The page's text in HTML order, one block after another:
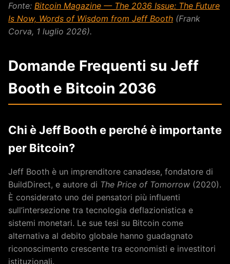
Fonte: Bitcoin Magazine — The 2036 Issue: The Future
Is Now, Words of Wisdom from Jeff Booth (Frank
Corva, 1 luglio 2026).
Domande Frequenti su Jeff
Booth e Bitcoin 2036
Chi è Jeff Booth e perché è importante
per Bitcoin?
Jeff Booth è un imprenditore canadese, fondatore di
BuildDirect, e autore di The Price of Tomorrow (2020).
È considerato uno dei pensatori più influenti
sull’intersezione tra tecnologia deflazionistica e
sistemi monetari. Le sue tesi su Bitcoin come
alternativa al debito globale hanno guadagnato
riconoscimento crescente tra economisti e investitori
istituzionali.